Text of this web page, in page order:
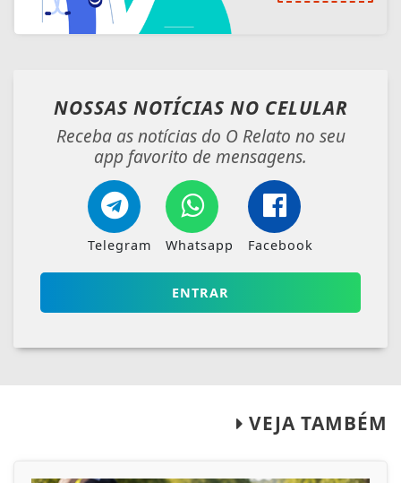
NOSSAS NOTÍCIAS NO CELULAR
Receba as notícias do O Relato no seu
app favorito de mensagens.
Telegram Whatsapp Facebook
ENTRAR
VEJA TAMBÉM